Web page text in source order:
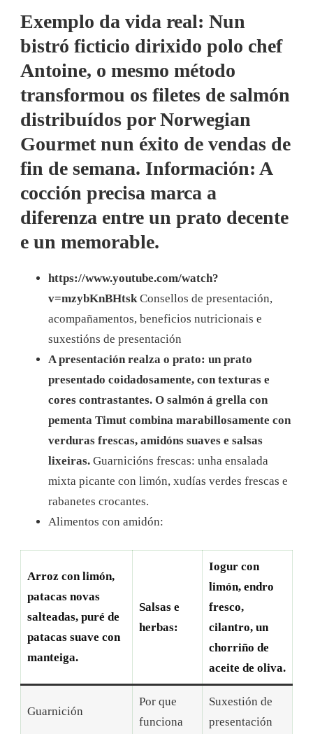
Exemplo da vida real: Nun
bistró ficticio dirixido polo chef
Antoine, o mesmo método
transformou os filetes de salmón
distribuídos por Norwegian
Gourmet nun éxito de vendas de
fin de semana. Información: A
cocción precisa marca a
diferenza entre un prato decente
e un memorable.
https://www.youtube.com/watch?
v=mzybKnBHtskConsellos de presentación,
acompañamentos, beneficios nutricionais e
suxestións de presentación
A presentación realza o prato: un prato
presentado coidadosamente, con texturas e
cores contrastantes. O salmón á grella con
pementa Timut combina marabillosamente con
verduras frescas, amidóns suaves e salsas
lixeiras. Guarnicións frescas: unha ensalada
mixta picante con limón, xudías verdes frescas e
rabanetes crocantes.
Alimentos con amidón:
Arroz con limón,
patacas novas
salteadas, puré de
patacas suave con
manteiga.
Salsas e
herbas:
Iogur con
limón, endro
fresco,
cilantro, un
chorriño de
aceite de oliva.
Guarnición
Por que
funciona
Suxestión de
presentación